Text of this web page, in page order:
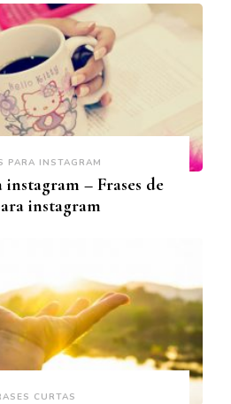
PARA INSTAGRAM
– Frases de
instagram
CURTAS